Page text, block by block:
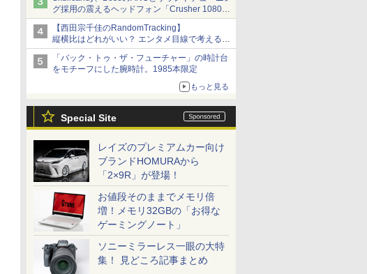
グ採用の震えるヘッドフォン「Crusher 1080
ANC」
【西田宗千佳のRandomTracking】
縦横比はどれがいい？ エンタメ目線で考える、
サムスン新「Galaxy Z Fold」
「バック・トゥ・ザ・フューチャー」の時計台
をモチーフにした腕時計。1985本限定
もっと見る
Special Site
レイズのプレミアムカー向け
ブランドHOMURAから
「2×9R」が登場！
お値段そのままでメモリ倍
増！メモリ32GBの「お得な
ゲーミングノート」
ソニーミラーレス一眼の大特
集！ 見どころ記事まとめ